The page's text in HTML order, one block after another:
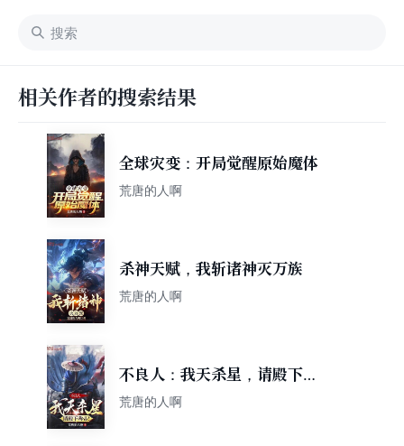
相关作者的搜索结果
全球灾变：开局觉醒原始魔体
荒唐的人啊
杀神天赋，我斩诸神灭万族
荒唐的人啊
不良人：我天杀星，请殿下称
帝！
荒唐的人啊